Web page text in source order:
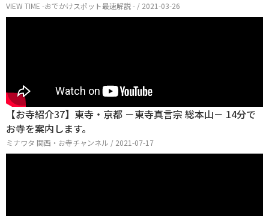
VIEW TIME -おでかけスポット最速解説 - / 2021-03-26
【お寺紹介37】東寺・京都 －東寺真言宗 総本山－ 14分で
お寺を案内します。
ミナワタ 関西・お寺チャンネル / 2021-07-17